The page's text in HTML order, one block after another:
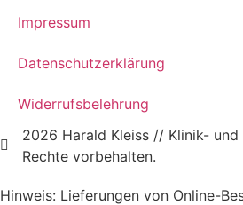
2026 Harald Kleiss // Klinik-
Rechte vorbehalten.
Hinweis: Lieferungen von Online-
Impressum
Datenschutzerklärung
Widerrufsbelehrung